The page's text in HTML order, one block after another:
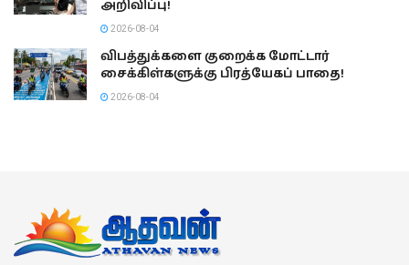
அறிவிப்பு!
2026-08-04
விபத்துக்களை குறைக்க மோட்டார்
சைக்கிள்களுக்கு பிரத்யேகப் பாதை!
2026-08-04